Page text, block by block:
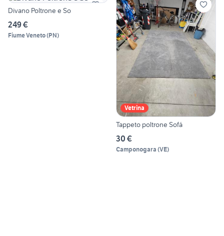
Divano Poltrone e So
249 €
Fiume Veneto(PN)
Vetrina
Tappeto poltrone Sofá
30 €
Camponogara (VE)